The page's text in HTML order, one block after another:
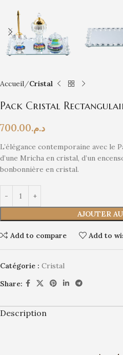
Accueil Cristal
Pack Cristal
د.م.700.00
L’élégance contemporaine avec le
d’une Mricha en cristal, d’un
bonbonnière en cristal.
AJOUTER
Add to compare Add to
Catégorie : Cristal
Share:
Description